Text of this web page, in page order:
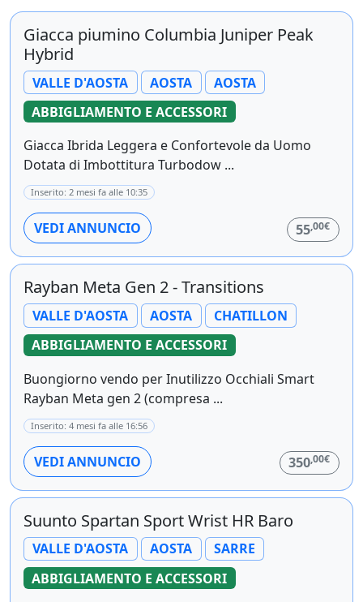
Giacca piumino Columbia Juniper Peak
Hybrid
VALLE D'AOSTA AOSTA
AOSTA
ABBIGLIAMENTO E ACCESSORI
Giacca Ibrida Leggera e Confortevole da Uomo
Dotata di Imbottitura Turbodow ...
Inserito: 2 mesi fa alle 10:35
VEDI ANNUNCIO 55,00€
Rayban Meta Gen 2 - Transitions
VALLE D'AOSTA AOSTA
CHATILLON
ABBIGLIAMENTO E ACCESSORI
Buongiorno vendo per Inutilizzo Occhiali Smart
Rayban Meta gen 2 (compresa ...
Inserito: 4 mesi fa alle 16:56
VEDI ANNUNCIO 350,00€
Suunto Spartan Sport Wrist HR Baro
VALLE D'AOSTA AOSTA
SARRE
ABBIGLIAMENTO E ACCESSORI